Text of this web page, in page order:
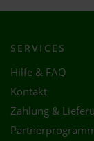
SERVICES
Hilfe & FAQ
Kontakt
Zahlung &